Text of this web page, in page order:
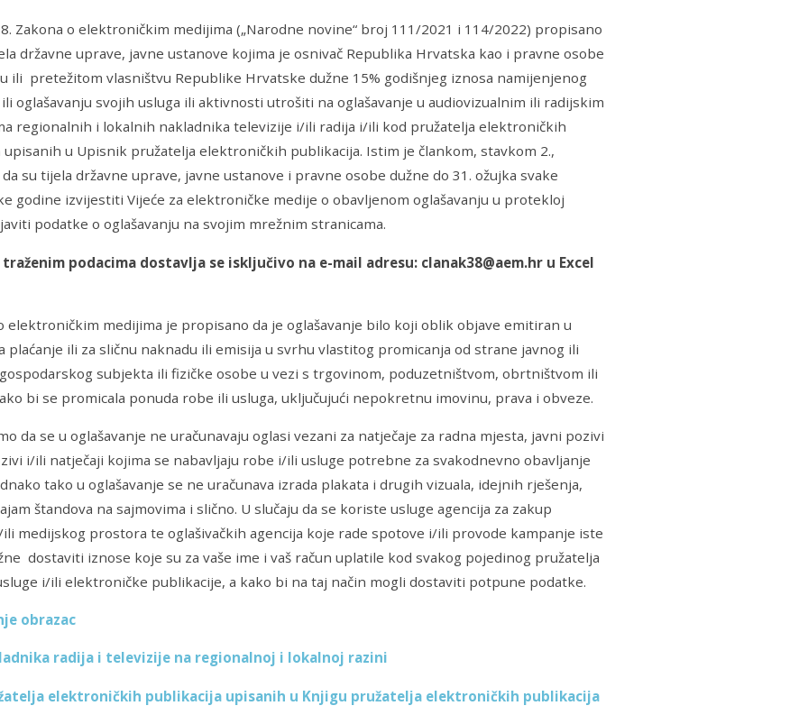
Zakona o elektroničkim medijima („Narodne novine“ broj 111/2021 i 114/2022) propisano
državne uprave, javne ustanove kojima je osnivač Republika Hrvatska kao i pravne osobe
ili pretežitom vlasništvu Republike Hrvatske dužne 15% godišnjeg iznosa namijenjenog
oglašavanju svojih usluga ili aktivnosti utrošiti na oglašavanje u audiovizualnim ili radijskim
regionalnih i lokalnih nakladnika televizije i/ili radija i/ili kod pružatelja elektroničkih
upisanih u Upisnik pružatelja elektroničkih publikacija. Istim je člankom, stavkom 2.,
su tijela državne uprave, javne ustanove i pravne osobe dužne do 31. ožujka svake
godine izvijestiti Vijeće za elektroničke medije o obavljenom oglašavanju u protekloj
podatke o oglašavanju na svojim mrežnim stranicama.
traženim podacima dostavlja se isključivo na e-mail adresu: clanak38@aem.hr u Excel
elektroničkim medijima je propisano da je oglašavanje bilo koji oblik objave emitiran u
plaćanje ili za sličnu naknadu ili emisija u svrhu vlastitog promicanja od strane javnog ili
subjekta ili fizičke osobe u vezi s trgovinom, poduzetništvom, obrtništvom ili
bi se promicala ponuda robe ili usluga, uključujući nepokretnu imovinu, prava i obveze.
da se u oglašavanje ne uračunavaju oglasi vezani za natječaje za radna mjesta, javni pozivi
i/ili natječaji kojima se nabavljaju robe i/ili usluge potrebne za svakodnevno obavljanje
tako u oglašavanje se ne uračunava izrada plakata i drugih vizuala, idejnih rješenja,
štandova na sajmovima i slično. U slučaju da se koriste usluge agencija za zakup
medijskog prostora te oglašivačkih agencija koje rade spotove i/ili provode kampanje iste
dostaviti iznose koje su za vaše ime i vaš račun uplatile kod svakog pojedinog pružatelja
i/ili elektroničke publikacije, a kako bi na taj način mogli dostaviti potpune podatke.
obrazac
radija i televizije na regionalnoj i lokalnoj razini
elektroničkih publikacija upisanih u Knjigu pružatelja elektroničkih publikacija